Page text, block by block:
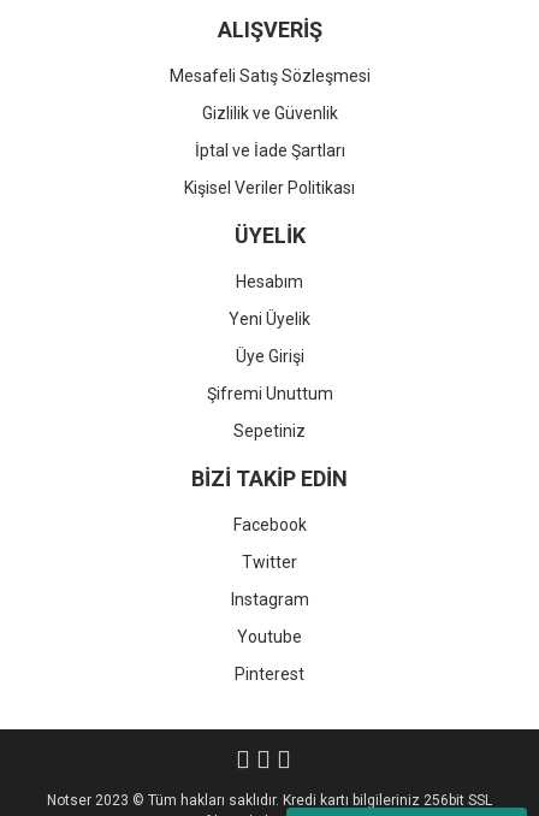
ALIŞVERİŞ
Mesafeli Satış Sözleşmesi
Gizlilik ve Güvenlik
İptal ve İade Şartları
Kişisel Veriler Politikası
ÜYELİK
Hesabım
Yeni Üyelik
Üye Girişi
Şifremi Unuttum
Sepetiniz
BİZİ TAKİP EDİN
Facebook
Twitter
Instagram
Youtube
Pinterest
Notser 2023 © Tüm hakları saklıdır. Kredi kartı bilgileriniz 256bit SSL